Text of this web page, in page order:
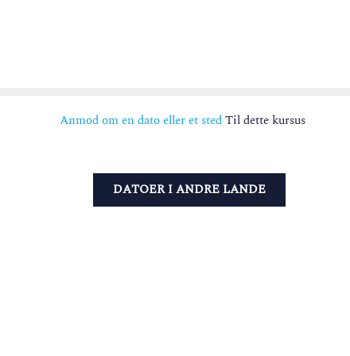
Anmod om en dato eller et stedTil dette kursus
DATOER I ANDRE LANDE